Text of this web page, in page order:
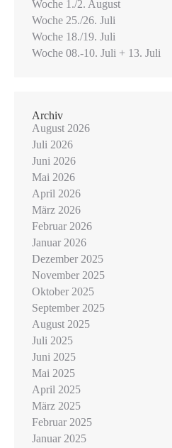
Woche 1./2. August
Woche 25./26. Juli
Woche 18./19. Juli
Woche 08.-10. Juli + 13. Juli
Archiv
August 2026
Juli 2026
Juni 2026
Mai 2026
April 2026
März 2026
Februar 2026
Januar 2026
Dezember 2025
November 2025
Oktober 2025
September 2025
August 2025
Juli 2025
Juni 2025
Mai 2025
April 2025
März 2025
Februar 2025
Januar 2025